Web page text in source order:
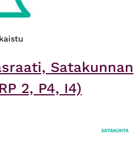
Satakunnan
2, P4, I4)